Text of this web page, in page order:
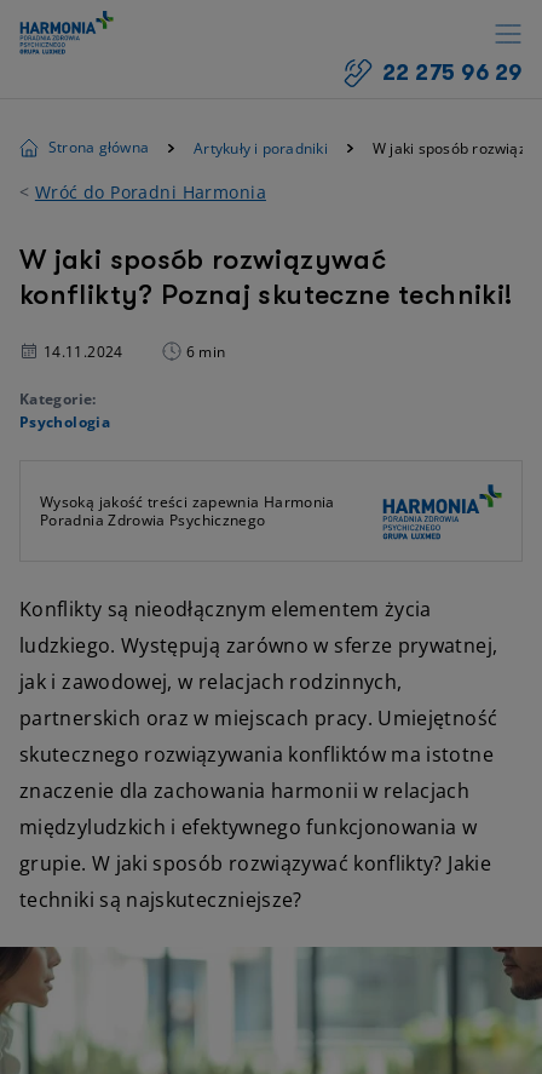
22 275 96 29
Strona główna Artykuły i poradniki W jaki sposób
< Wróć do Poradni Harmonia
W jaki sposób rozwiązywać
konflikty? Poznaj skuteczne techniki!
14.11.2024 6 min
Kategorie:
Psychologia
Wysoką jakość treści zapewnia Harmonia
Poradnia Zdrowia Psychicznego
Konflikty są nieodłącznym elementem życia
ludzkiego. Występują zarówno w sferze prywatnej,
jak i zawodowej, w relacjach rodzinnych,
partnerskich oraz w miejscach pracy. Umiejętność
skutecznego rozwiązywania konfliktów ma istotne
znaczenie dla zachowania harmonii w relacjach
międzyludzkich i efektywnego funkcjonowania w
grupie. W jaki sposób rozwiązywać konflikty? Jakie
techniki są najskuteczniejsze?